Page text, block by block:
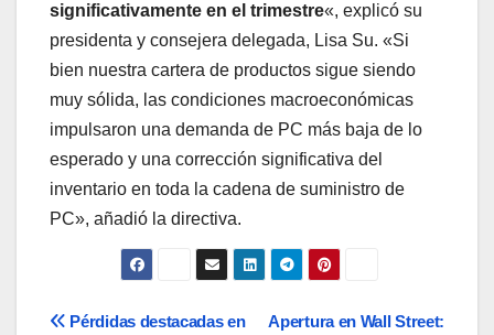
significativamente en el trimestre«, explicó su
presidenta y consejera delegada, Lisa Su. «Si
bien nuestra cartera de productos sigue siendo
muy sólida, las condiciones macroeconómicas
impulsaron una demanda de PC más baja de lo
esperado y una corrección significativa del
inventario en toda la cadena de suministro de
PC», añadió la directiva.
Apertura en Wall Street:
Pérdidas destacadas en